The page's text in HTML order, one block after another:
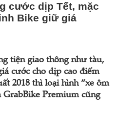
cước dịp Tết, mặc
Bike giữ giá
tiện giao thông như tàu,
cước cho dịp cao điểm
2018 thì loại hình “xe ôm
GrabBike Premium cũng